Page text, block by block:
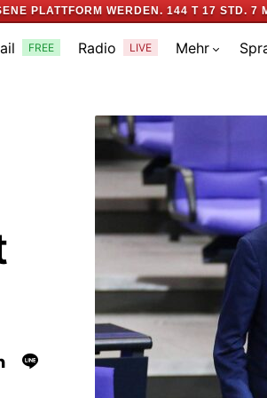
PLATTFORM WERDEN. 144 T 17 STD. 7
FREE Radio LIVE Mehr